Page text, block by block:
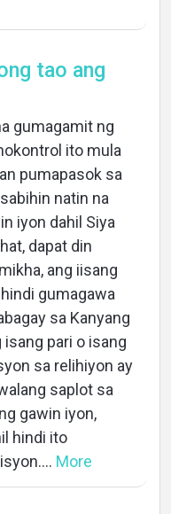
tao ang
gumagamit ng
ito mula
pumapasok sa
natin na
iyon dahil Siya
dapat din
ang iisang
gumagawa
sa Kanyang
isang pari o isang
sa relihiyon ay
saplot sa
gawin iyon,
hindi ito
More